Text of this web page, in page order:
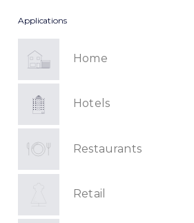
Applications
Home
Hotels
Restaurants
Retail